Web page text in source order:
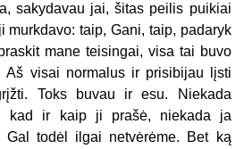
sakydavau jai, šitas peilis puikiai
murkdavo: taip, Gani, taip, padaryk
mane teisingai, visa tai buvo
Aš visai normalus ir prisibijau lįsti
Toks buvau ir esu. Niekada
kad ir kaip ji prašė, niekada ja
Gal todėl ilgai netvėrėme. Bet ką